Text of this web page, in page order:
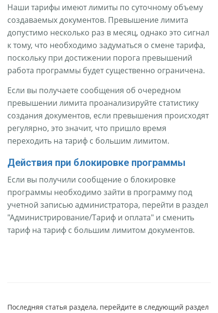
Наши тарифы имеют лимиты по суточному объему
создаваемых документов. Превышение лимита
допустимо несколько раз в месяц, однако это сигнал
к тому, что необходимо задуматься о смене тарифа,
поскольку при достижении порога превышений
работа программы будет существенно ограничена.
Если вы получаете сообщения об очередном
превышении лимита проанализируйте статистику
создания документов, если превышения происходят
регулярно, это значит, что пришло время
переходить на тариф с большим лимитом.
Действия при блокировке программы
Если вы получили сообщение о блокировке
программы необходимо зайти в программу под
учетной записью администратора, перейти в раздел
"Администрирование/Тариф и оплата" и сменить
тариф на тариф с большим лимитом документов.
Последняя статья раздела, перейдите в следующий раздел